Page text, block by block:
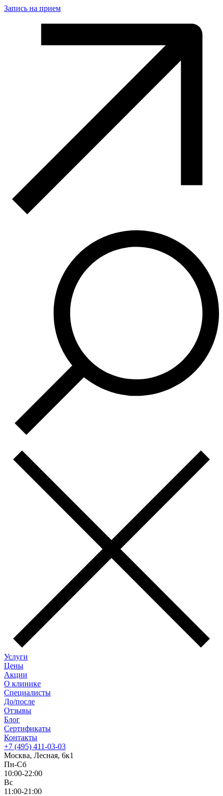
Запись на прием
Услуги
Цены
Акции
О клинике
Специалисты
До/после
Отзывы
Блог
Сертификаты
Контакты
+7 (495) 411-03-03
Москва, Лесная, 6к1
Пн-Сб
10:00-22:00
Вс
11:00-21:00